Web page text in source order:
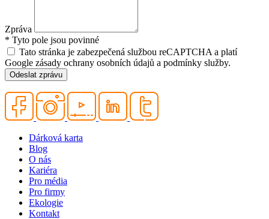
Zpráva
* Tyto pole jsou povinné
Tato stránka je zabezpečená službou reCAPTCHA a platí
Google zásady ochrany osobních údajů a podmínky služby.
Odeslat zprávu
Dárková karta
Blog
O nás
Kariéra
Pro média
Pro firmy
Ekologie
Kontakt